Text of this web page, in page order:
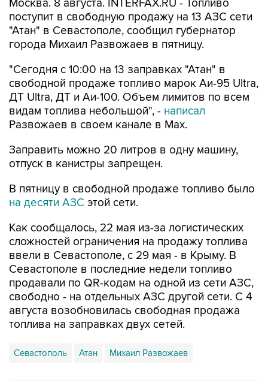
Москва. 8 августа. INTERFAX.RU - Топливо
поступит в свободную продажу на 13 АЗС сети
"Атан" в Севастополе, сообщил губернатор
города Михаил Развожаев в пятницу.
"Сегодня с 10:00 на 13 заправках "Атан" в
свободной продаже топливо марок Аи-95 Ultra,
ДТ Ultra, ДТ и Аи-100. Объем лимитов по всем
видам топлива небольшой", - написал
Развожаев в своем канале в Max.
Заправить можно 20 литров в одну машину,
отпуск в канистры запрещен.
В пятницу в свободной продаже топливо было
на десяти АЗС этой сети.
Как сообщалось, 22 мая из-за логистических
сложностей ограничения на продажу топлива
ввели в Севастополе, с 29 мая - в Крыму. В
Севастополе в последние недели топливо
продавали по QR-кодам на одной из сети АЗС,
свободно - на отдельных АЗС другой сети. С 4
августа возобновилась свободная продажа
топлива на заправках двух сетей.
Севастополь Атан Михаил Развожаев